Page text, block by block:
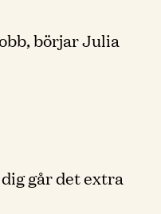
börjar Julia
går det extra